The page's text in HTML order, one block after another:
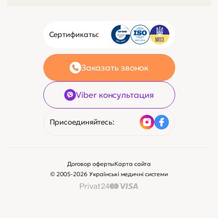
Сертификаты:
Заказать звонок
Viber консультация
Присоединяйтесь:
© 2005-2026 Українські медичні системи
Договор офертыКарта сайта